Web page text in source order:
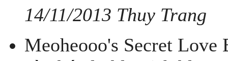
14/11/2013 Thuy Trang
Meoheooo's Secret